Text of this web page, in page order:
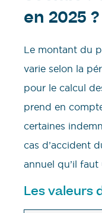
en 2025 ?
Le montant du
varie selon la
pour le calcul
prend en
certaines
cas d’accident
annuel qu’il faut
Les valeurs